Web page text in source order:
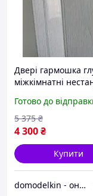
Двері гармошка
міжкімнатні
Ширина 110/
Доставка
Готово до
4 300₴
5 375 ₴
Купити
domodelkin - онлайн маркет товарів для дому